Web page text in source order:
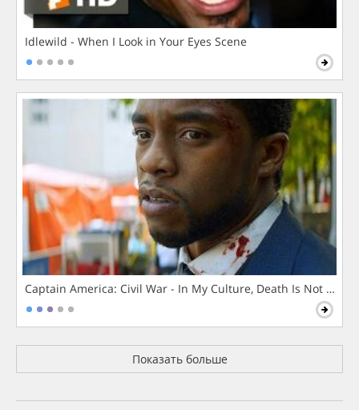
Idlewild - When I Look in Your Eyes Scene
Captain America: Civil War - In My Culture, Death Is Not The
Показать больше